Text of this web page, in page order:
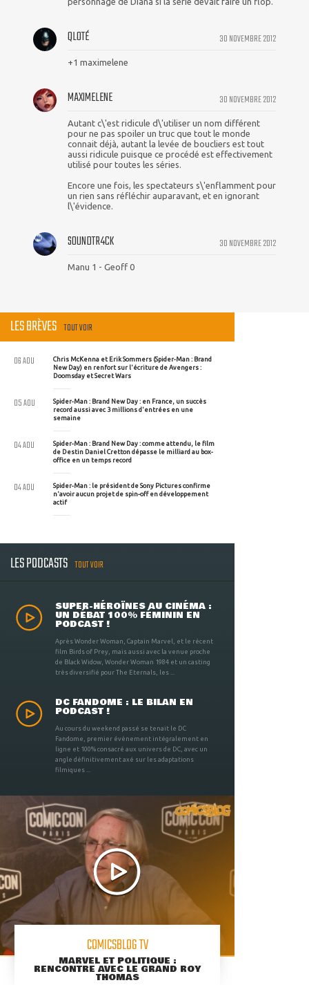
30 NOVEMBRE 2012
QLOTÉ
+1 maximelene
30 NOVEMBRE 2012
MAXIMELENE
Autant c\'est ridicule d\'utiliser un nom différent
pour ne pas spoiler un truc que tout le monde
connait déjà, autant la levée de boucliers est tout
aussi ridicule puisque ce procédé est effectivement
utilisé pour toutes les séries.
Encore une fois, les spectateurs s\'enflamment pour
un rien sans réfléchir auparavant, et en ignorant
l\'évidence.
30 NOVEMBRE 2012
S0UNDTR4CK
Manu 1 - Geoff 0
LES BRÈVES TOUT VOIR
Chris McKenna et Erik Sommers (Spider-Man : Brand
New Day) en renfort sur l'écriture de Avengers :
Doomsday et Secret Wars
06 AOU
Spider-Man : Brand New Day : en France, un succès
record aussi avec 3 millions d'entrées en une
semaine
05 AOU
Spider-Man : Brand New Day : comme attendu, le film
de Destin Daniel Cretton dépasse le milliard au box-
office en un temps record
04 AOU
Spider-Man : le président de Sony Pictures confirme
n'avoir aucun projet de spin-off en développement
actif
04 AOU
LES PODCASTS TOUT VOIR
SUPER-HÉROÏNES AU CINÉMA :
UN DÉBAT 100% FÉMININ EN
PODCAST !
Après Wonder Woman, Captain Marvel, et le récent
film Birds of Prey, mais aussi avec la venue proche
de Black Widow, Wonder Woman 1984 et un casting
très diversifié pour The Eternals, les ...
DC FANDOME : LE BILAN EN
PODCAST !
Au cours du weekend passé se tenait le DC
Fandome, premier évènement intégralement en
ligne et 100% consacré aux univers de DC, avec un
angle définitivement axé sur les adaptations
filmiques ...
COMICSBLOG TV
MARVEL ET POLITIQUE :
RENCONTRE AVEC LE GRAND ROY
THOMAS